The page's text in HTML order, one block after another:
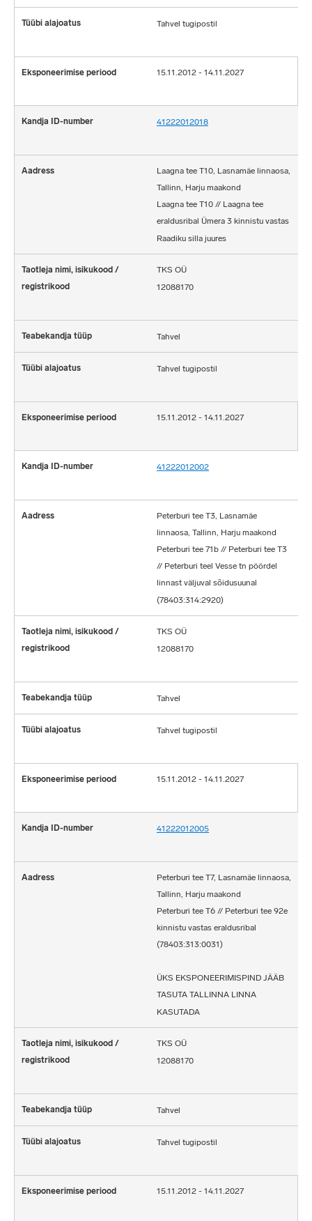
Tahvel tugipostil
15.11.2012 - 14.11.2027
41222012018
Laagna tee T10, Lasnamäe linnaosa,
Tallinn, Harju maakond
Laagna tee T10 // Laagna tee
eraldusribal Ümera 3 kinnistu vastas
Raadiku silla juures
TKS OÜ
12088170
Tahvel
Tahvel tugipostil
15.11.2012 - 14.11.2027
41222012002
Peterburi tee T3, Lasnamäe
linnaosa, Tallinn, Harju maakond
Peterburi tee 71b // Peterburi tee T3
// Peterburi teel Vesse tn pöördel
linnast väljuval sõidusuunal
(78403:314:2920)
TKS OÜ
12088170
Tahvel
Tahvel tugipostil
15.11.2012 - 14.11.2027
41222012005
Peterburi tee T7, Lasnamäe linnaosa,
Tallinn, Harju maakond
Peterburi tee T6 // Peterburi tee 92e
kinnistu vastas eraldusribal
(78403:313:0031)
ÜKS EKSPONEERIMISPIND JÄÄB
TASUTA TALLINNA LINNA
KASUTADA
TKS OÜ
12088170
Tahvel
Tahvel tugipostil
15.11.2012 - 14.11.2027